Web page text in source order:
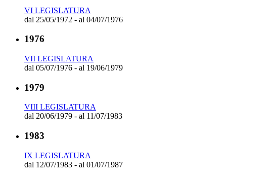
VI LEGISLATURA
dal 25/05/1972 - al 04/07/1976
1976
VII LEGISLATURA
dal 05/07/1976 - al 19/06/1979
1979
VIII LEGISLATURA
dal 20/06/1979 - al 11/07/1983
1983
IX LEGISLATURA
dal 12/07/1983 - al 01/07/1987